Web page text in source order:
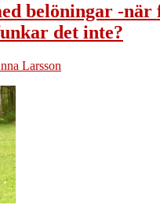
belöningar -när
det inte?
Larsson